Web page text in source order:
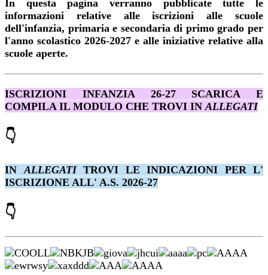
In questa pagina verranno pubblicate tutte le
informazioni relative alle iscrizioni alle scuole
dell'infanzia, primaria e secondaria di primo grado per
l'anno scolastico 2026-2027 e alle iniziative relative alla
scuole aperte.
ISCRIZIONI INFANZIA 26-27 SCARICA E
COMPILA IL MODULO CHE TROVI IN ALLEGATI
👇
INALLEGATI TROVI LE INDICAZIONI PER L'
ISCRIZIONE ALL' A.S. 2026-27
👇